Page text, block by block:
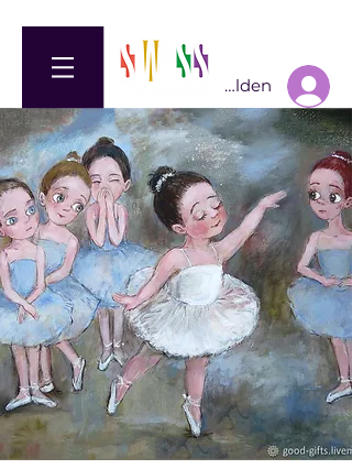
Anmelden